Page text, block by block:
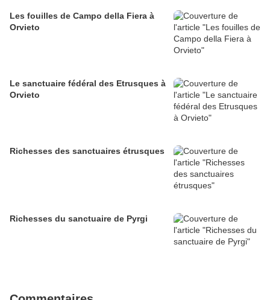
Les fouilles de Campo della Fiera à
Orvieto
Le sanctuaire fédéral des Etrusques à
Orvieto
Richesses des sanctuaires étrusques
Richesses du sanctuaire de Pyrgi